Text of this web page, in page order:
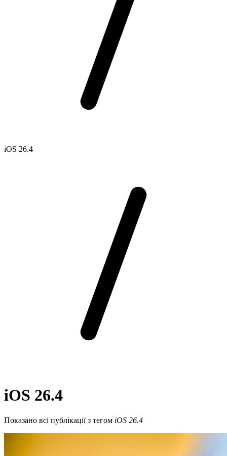
iOS 26.4
iOS 26.4
Показано всі публікації з тегом iOS 26.4